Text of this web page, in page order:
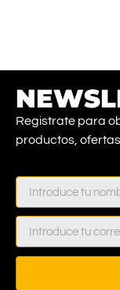
Registrate para
productos,